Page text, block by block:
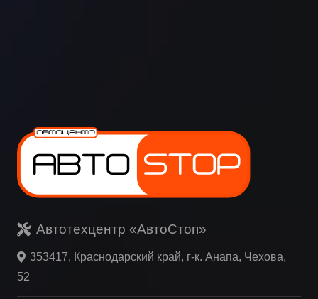
Автотехцентр «АвтоСтоп»
353417, Краснодарский край, г-к. Анапа, Чехова,
52